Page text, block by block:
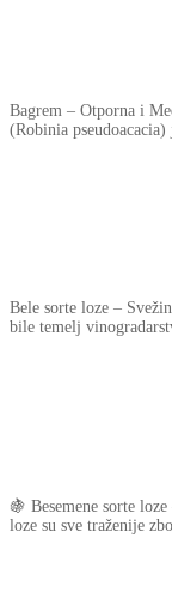
Bagrem – Otporna i
(Robinia
Bele sorte loze –
bile temelj
🍇 Besemene sorte
loze su sve traženije